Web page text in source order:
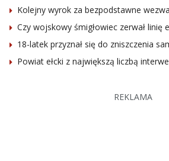
Kolejny wyrok za bezpodstawne
Czy wojskowy śmigłowiec zerwał linię
18-latek przyznał się do zniszczenia
Powiat ełcki z największą liczbą
REKLAMA